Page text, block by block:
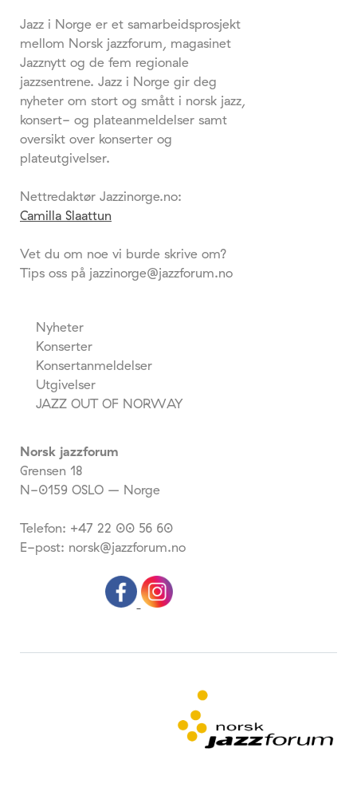
Jazz i Norge er et samarbeidsprosjekt
mellom Norsk jazzforum, magasinet
Jazznytt og de fem regionale
jazzsentrene. Jazz i Norge gir deg
nyheter om stort og smått i norsk jazz,
konsert- og plateanmeldelser samt
oversikt over konserter og
plateutgivelser.
Nettredaktør Jazzinorge.no:
Camilla Slaattun
Vet du om noe vi burde skrive om?
Tips oss på jazzinorge@jazzforum.no
Nyheter
Konserter
Konsertanmeldelser
Utgivelser
JAZZ OUT OF NORWAY
Norsk jazzforum
Grensen 18
N-0159 OSLO – Norge
Telefon: +47 22 00 56 60
E-post: norsk@jazzforum.no